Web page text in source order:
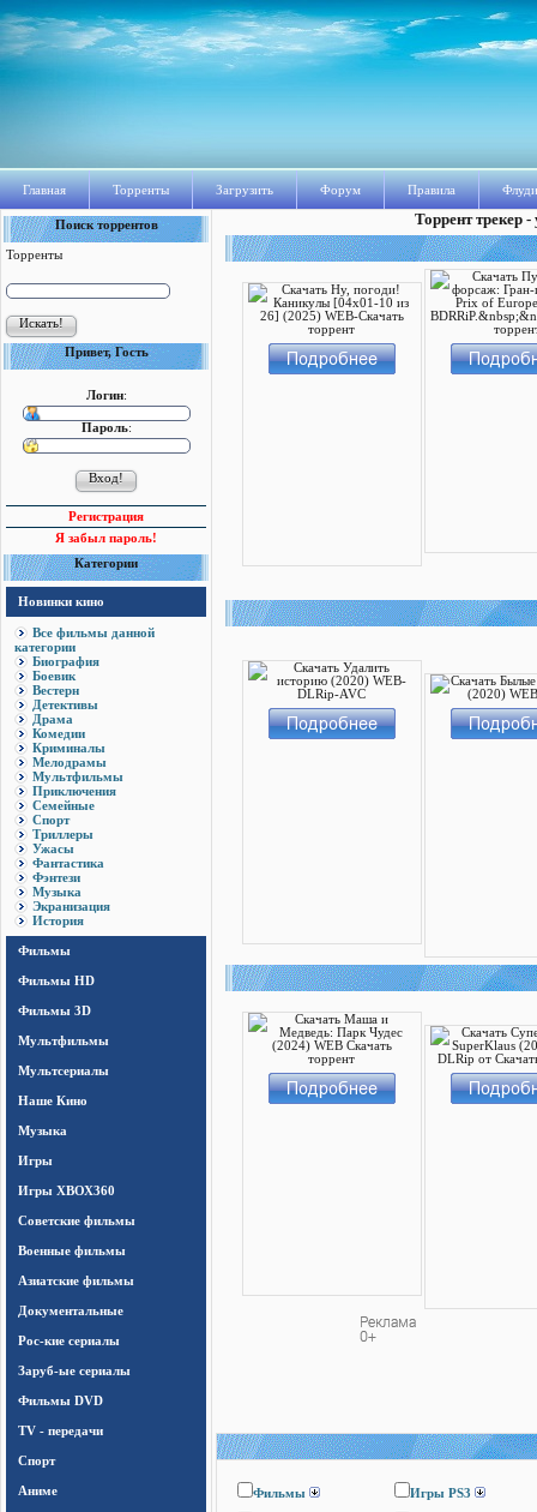
Главная Торренты Загрузить Форум Правила
Поиск торрентов
Торренты
Привет, Гость
Логин:
Пароль:
Регистрация
Я забыл пароль!
Категории
Новинки кино
Все фильмы данной
категории
Биография
Боевик
Вестерн
Детективы
Драма
Комедии
Криминалы
Мелодрамы
Мультфильмы
Приключения
Семейные
Спорт
Триллеры
Ужасы
Фантастика
Фэнтези
Музыка
Экранизация
История
Фильмы
Фильмы HD
Фильмы 3D
Мультфильмы
Мультсериалы
Наше Кино
Музыка
Игры
Игры ХВОХ360
Cоветские фильмы
Военные фильмы
Азиатские фильмы
Документальные
Рос-кие сериалы
Заруб-ые сериалы
Фильмы DVD
TV - передачи
Спорт
Аниме
Торрент трекер
Фильмы Игры PS3